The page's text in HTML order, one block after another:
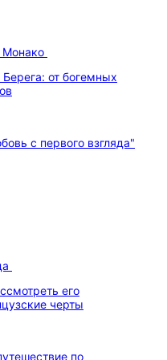
Монако
от богемных
его
черты